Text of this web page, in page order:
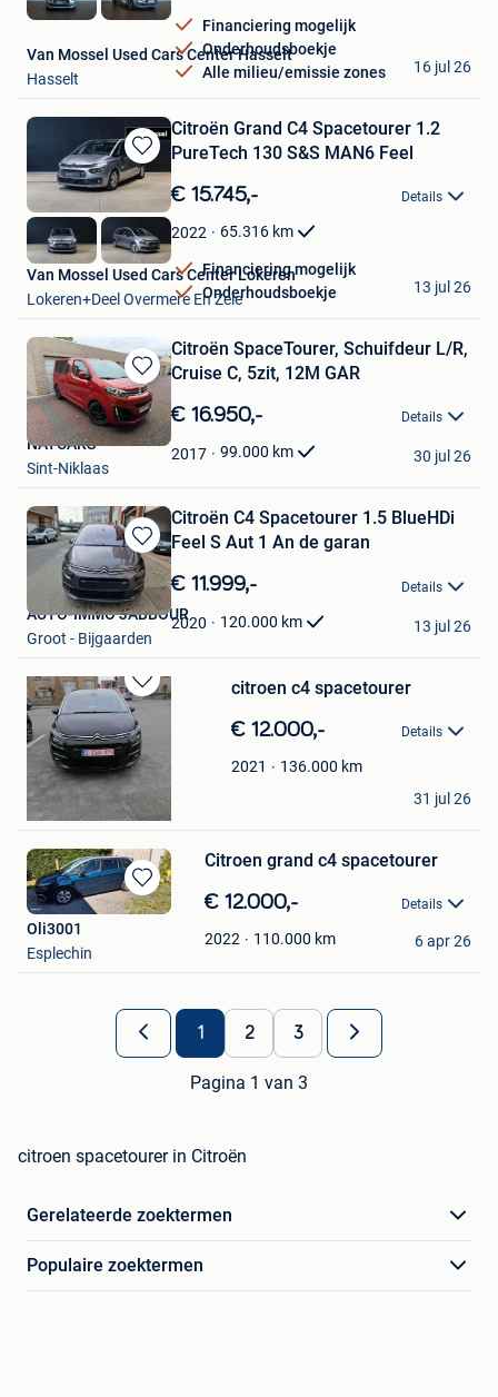
Financiering mogelijk
Onderhoudsboekje
Alle milieu/emissie zones
Van Mossel Used Cars Center Hasselt
Hasselt
16 jul 26
Bewaren
in
Favorieten
Citroën Grand C4 Spacetourer 1.2
PureTech 130 S&S MAN6 Feel
€ 15.745,- Details
2022 65.316 km
Financiering mogelijk
Onderhoudsboekje
Van Mossel Used Cars Center Lokeren
Lokeren+Deel Overmere En Zele
13 jul 26
Bewaren
in
Mijn
Favorieten
Citroën SpaceTourer, Schuifdeur L/R,
Cruise C, 5zit, 12M GAR
€ 16.950,- Details
2017 99.000 km
NAYCARS
Sint-Niklaas
30 jul 26
Bewaren
in
Mijn
Favorieten
Citroën C4 Spacetourer 1.5 BlueHDi
Feel S Aut 1 An de garan
€ 11.999,- Details
2020 120.000 km
AUTO-IMMO JABBOUR
Groot - Bijgaarden
13 jul 26
Bewaren
in
Mijn
Favorieten
citroen c4 spacetourer
€ 12.000,- Details
2021 136.000 km
frankie
Westende
31 jul 26
Bewaren
in
Citroen grand c4 spacetourer
€ 12.000,- Details
2022 110.000 km
Oli3001
Esplechin
6 apr 26
1 2 3
Pagina 1 van 3
citroen spacetourer in Citroën
Gerelateerde zoektermen
Populaire zoektermen